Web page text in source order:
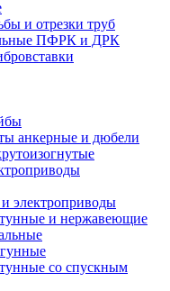
и отрезки труб
ПФРК и ДРК
анкерные и дюбели
электроприводы
и нержавеющие
со спускным